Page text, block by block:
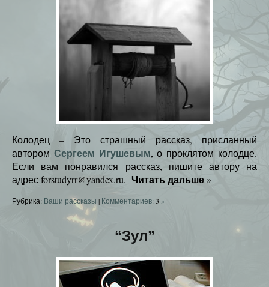
Колодец – Это страшный рассказ, присланный
автором Сергеем Игушевым, о проклятом колодце.
Если вам понравился рассказ, пишите автору на
адрес forstudyrr@yandex.ru. Читать дальше »
Рубрика: Ваши рассказы | Комментариев: 3 »
“Зул”